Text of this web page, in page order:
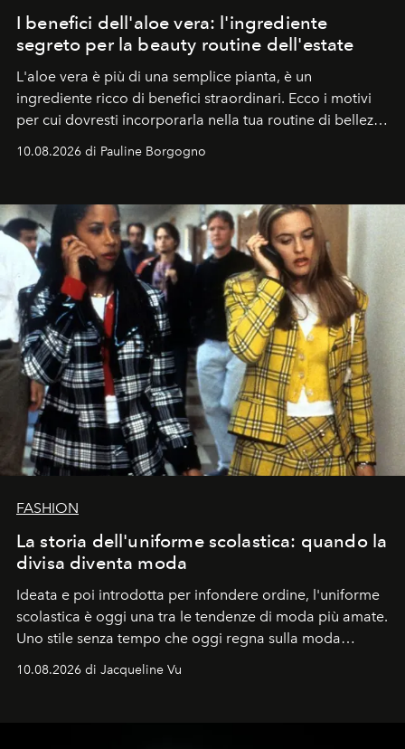
I benefici dell'aloe vera: l'ingrediente
segreto per la beauty routine dell'estate
L'aloe vera è più di una semplice pianta, è un
ingrediente ricco di benefici straordinari. Ecco i motivi
per cui dovresti incorporarla nella tua routine di bellezza
e benessere.
10.08.2026 di Pauline Borgogno
FASHION
La storia dell'uniforme scolastica: quando la
divisa diventa moda
Ideata e poi introdotta per infondere ordine, l'uniforme
scolastica è oggi una tra le tendenze di moda più amate.
Uno stile senza tempo che oggi regna sulla moda
tradizionale e sulla cultura pop.
10.08.2026 di Jacqueline Vu